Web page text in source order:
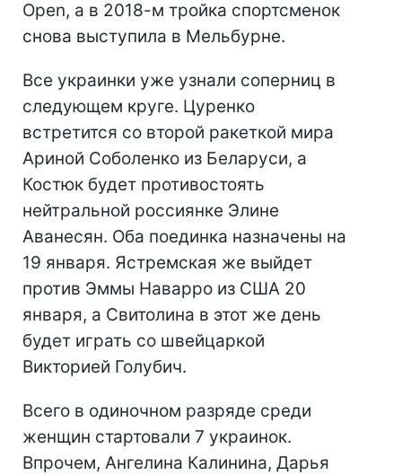
Open, а в 2018-м тройка спортсменок
снова выступила в Мельбурне.
Все украинки уже узнали соперниц в
следующем круге. Цуренко
встретится со второй ракеткой мира
Ариной Соболенко из Беларуси, а
Костюк будет противостоять
нейтральной россиянке Элине
Аванесян. Оба поединка назначены на
19 января. Ястремская же выйдет
против Эммы Наварро из США 20
января, а Свитолина в этот же день
будет играть со швейцаркой
Викторией Голубич.
Всего в одиночном разряде среди
женщин стартовали 7 украинок.
Впрочем, Ангелина Калинина, Дарья